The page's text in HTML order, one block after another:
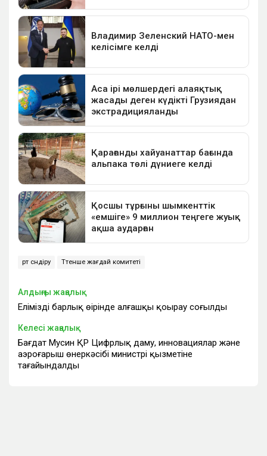
өрт сөндіру Төтенше жағдай комитеті
Алдыңғы жаңалық
Еліміздің барлық өңірінде алғашқы қоңырау соғылды
Келесі жаңалық
Бағдат Мусин ҚР Цифрлық даму, инновациялар және
аэроғарыш өнеркәсібі министрі қызметіне
тағайындалды